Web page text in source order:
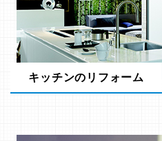
キッチンのリフォーム